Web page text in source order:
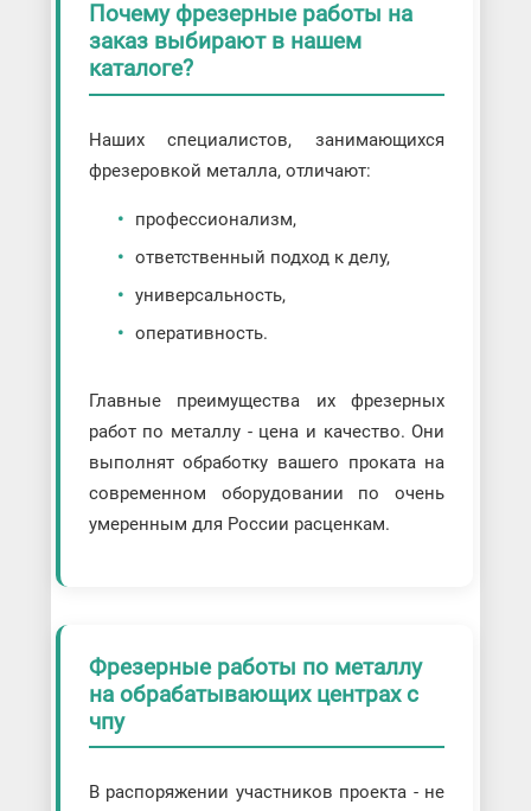
Почему фрезерные работы на
заказ выбирают в нашем
каталоге?
Наших специалистов, занимающихся
фрезеровкой металла, отличают:
профессионализм,
ответственный подход к делу,
универсальность,
оперативность.
Главные преимущества их фрезерных
работ по металлу - цена и качество. Они
выполнят обработку вашего проката на
современном оборудовании по очень
умеренным для России расценкам.
Фрезерные работы по металлу
на обрабатывающих центрах с
чпу
В распоряжении участников проекта - не